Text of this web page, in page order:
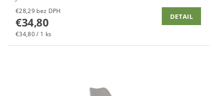
€28,29 bez DPH
€34,80
€34,80 / 1 ks
DETAIL